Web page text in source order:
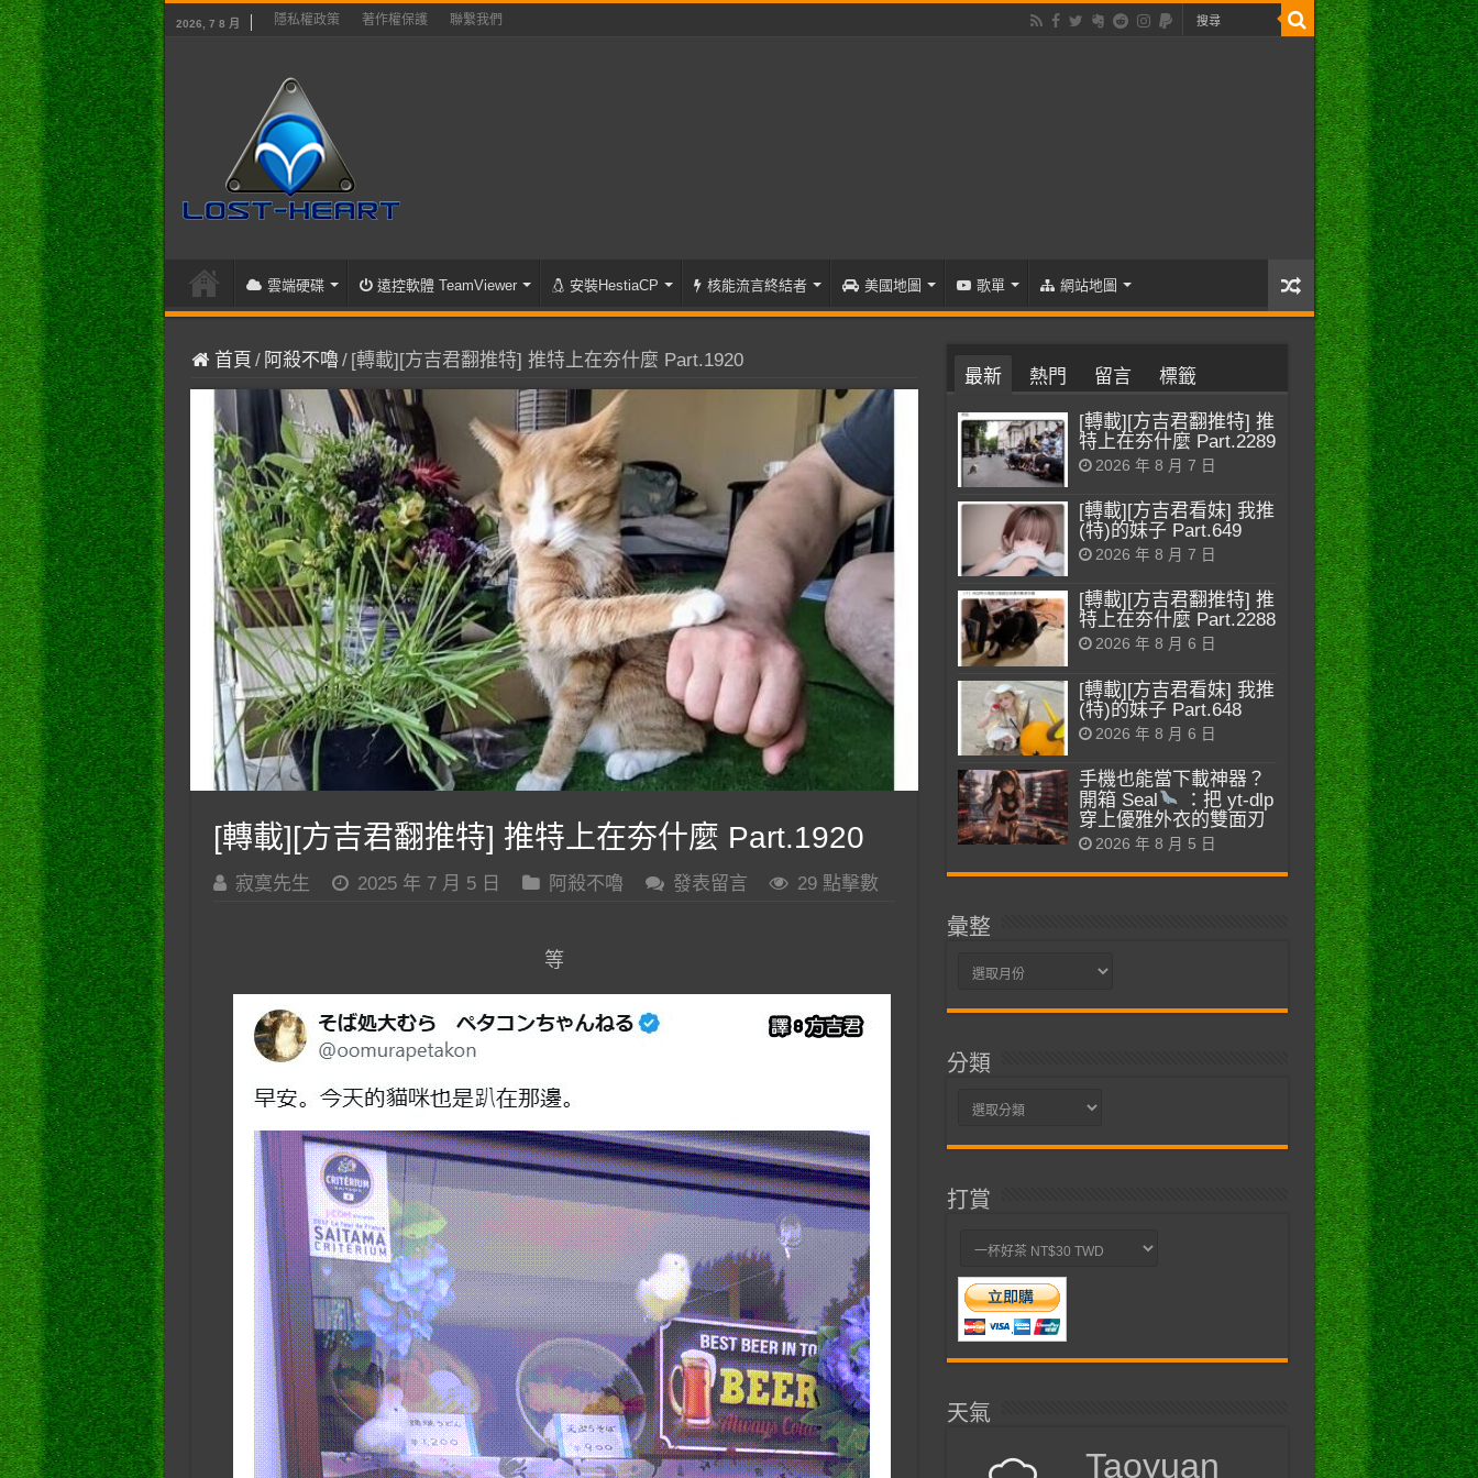
2026, 7 8 月 隱私權政策 著作權保護 聯繫我們
雲端硬碟 遠控軟體 TeamViewer 安裝HestiaCP 核能流言終結者 美國地圖 歌單 網站地圖
首頁 / 阿殺不嚕/ [轉載][方吉君翻推特] 推特上在夯什麼 Part.1920
[轉載][方吉君翻推特] 推特上在夯什麼 Part.1920
寂寞先生 2025 年 7 月 5 日 阿殺不嚕 發表留言 29 點擊數
等
最新 熱門 留言 標籤
[轉載][方吉君翻推特] 推
特上在夯什麼 Part.2289
2026 年 8 月 7 日
[轉載][方吉君看妹] 我推
(特)的妹子 Part.649
2026 年 8 月 7 日
[轉載][方吉君翻推特] 推
特上在夯什麼 Part.2288
2026 年 8 月 6 日
[轉載][方吉君看妹] 我推
(特)的妹子 Part.648
2026 年 8 月 6 日
手機也能當下載神器？
開箱 Seal
：把 yt-dlp
穿上優雅外衣的雙面刃
2026 年 8 月 5 日
彙整
彙
分類
分
打賞
天氣
Taoyuan